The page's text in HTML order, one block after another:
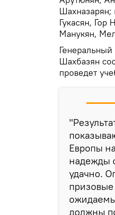
Шахназарян;
Гукасян,
Манукян,
Шахбазян
проведет
Европы
надежды
удачно.
должны